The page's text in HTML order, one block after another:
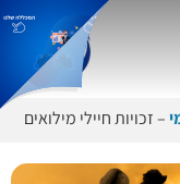
– זכויות חיילי מילואים